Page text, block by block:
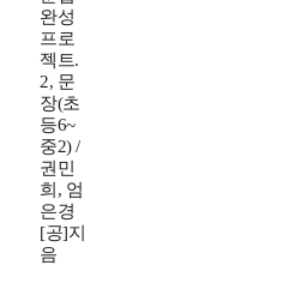
완성
프로
젝트.
2, 문
장(초
등6~
중2) /
권민
희, 엄
은경
[공]지
음